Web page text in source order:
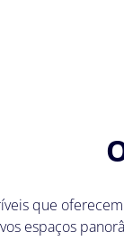
que
espaços